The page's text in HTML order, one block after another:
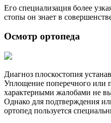
Его специализация более
стопы он знает в
Осмотр ортопеда
Диагноз плоскостопия
Уплощение поперечного или
характерными жалобами не
Однако для подтверждения
ортопед пользуется